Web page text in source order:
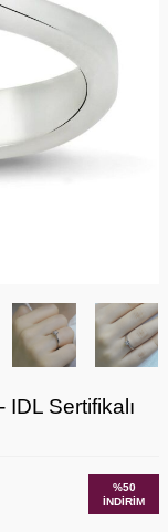
Sertifikalı
%50
İNDIRIM